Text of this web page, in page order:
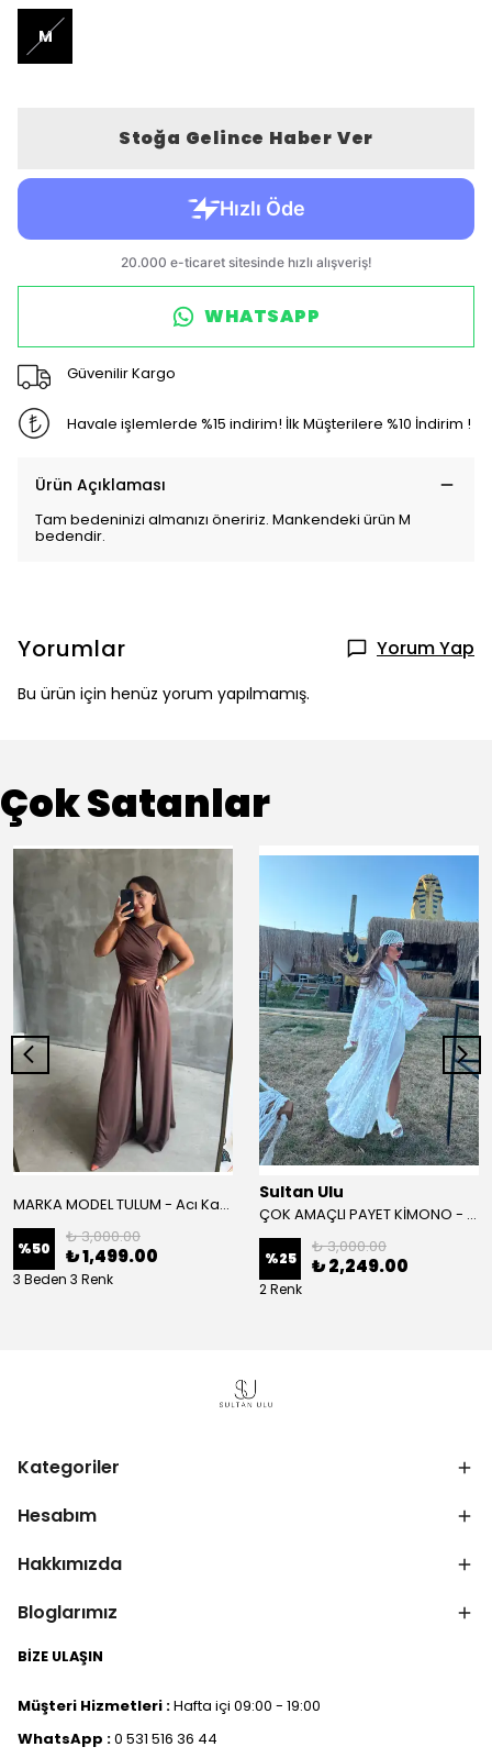
M
Stoğa Gelince Haber Ver
WHATSAPP
Güvenilir Kargo
Havale işlemlerde %15 indirim! İlk Müşterilere %10 İndirim !
Ürün Açıklaması
Tam bedeninizi almanızı öneririz. Mankendeki ürün M
bedendir.
Yorumlar Yorum Yap
Bu ürün için henüz yorum yapılmamış.
Çok Satanlar
MARKA MODEL TULUM - Acı Kahve
%50
₺ 3,000.00
₺ 1,499.00
3 Beden 3 Renk
Sultan Ulu
ÇOK AMAÇLI PAYET KİMONO - Beyaz
%25
₺ 3,000.00
₺ 2,249.00
2 Renk
Kategoriler
Hesabım
Hakkımızda
Bloglarımız
BİZE ULAŞIN
Müşteri Hizmetleri :Hafta içi 09:00 - 19:00
WhatsApp :0 531 516 36 44